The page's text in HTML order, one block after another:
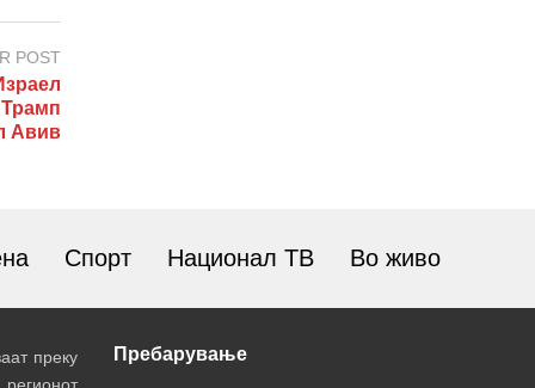
POST
Авив
Спорт Национал ТВ Во живо
преку
Пребарување